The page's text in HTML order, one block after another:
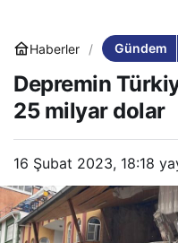
Haberler Gündem
Depremin
25 milyar dolar
16 Şubat 2023, 18:18